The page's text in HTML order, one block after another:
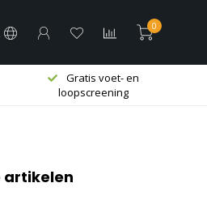
0
Gratis voet- en
loopscreening
artikelen